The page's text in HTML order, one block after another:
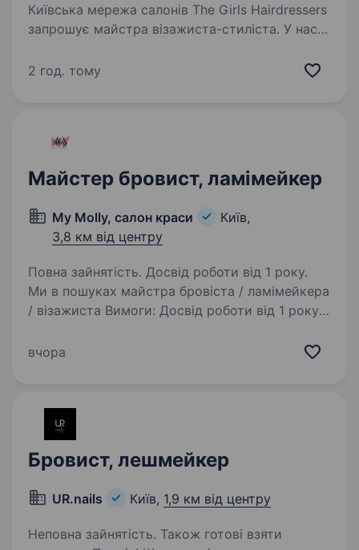
Київська мережа салонів The Girls Hairdressers
запрошує майстра візажиста-стиліста. У нас
вул. Саксаганського та на м. Почайна
2 год. тому
Майстер бровист, ламімейкер
My Molly, салон краси
Київ,
3,8 км від центру
Повна зайнятість. Досвід роботи від 1 року.
Ми в пошуках майстра бровіста / ламімейкера
/ візажиста Вимоги: Досвід роботи від 1 року,
та любов до своєї справи. Умови роботи:
вчора
Бровист, лешмейкер
UR.nails Київ, 1,9 км від центру
Неповна зайнятість. Також готові взяти